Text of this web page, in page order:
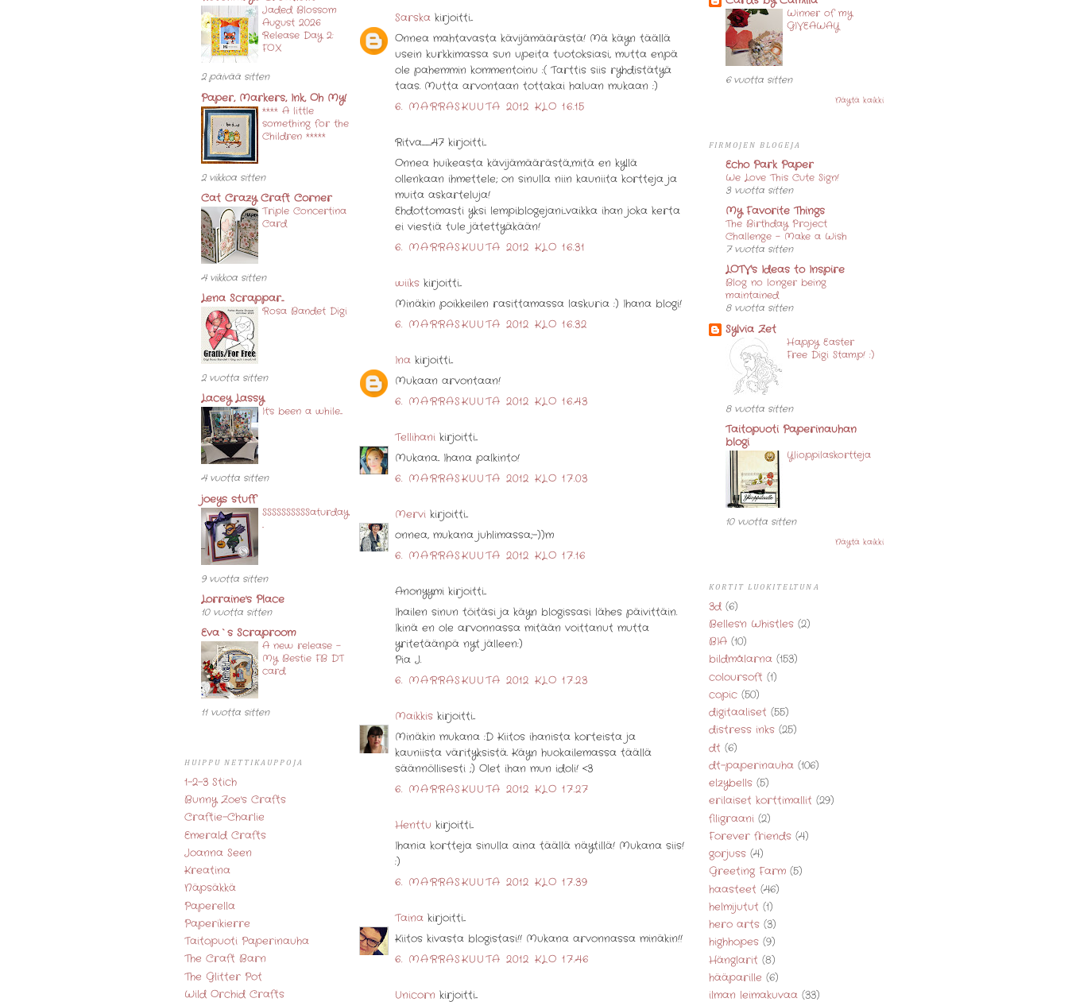
Jaded Blossom
August 2026
Release Day 2:
FOX
2 päivää sitten
Paper, Markers, Ink, Oh My!
**** A little
something for the
Children *****
2 viikkoa sitten
Cat Crazy Craft Corner
Triple Concertina
Card
4 viikkoa sitten
Lena Scrappar...
Rosa Bandet Digi
2 vuotta sitten
Lacey Lassy
It's been a while...
4 vuotta sitten
joeys stuff
SSSSSSSSSSaturday.
..
9 vuotta sitten
Lorraine's Place
10 vuotta sitten
Eva`s Scraproom
A new release -
My Bestie FB DT
card.
11 vuotta sitten
HUIPPU NETTIKAUPPOJA
1-2-3 Stich
Bunny Zoe's Crafts
Craftie-Charlie
Emerald Crafts
Joanna Seen
Kreatina
Näpsäkkä
Paperella
Paperikierre
Taitopuoti Paperinauha
The Craft Barn
The Glitter Pot
Wild Orchid Crafts
Sarska kirjoitti...
Onnea mahtavasta kävijämäärästä! Mä käyn täällä
usein kurkkimassa sun upeita tuotoksiasi, mutta enpä
ole pahemmin kommentoinu :( Tarttis siis ryhdistätyä
taas. Mutta arvontaan tottakai haluan mukaan :)
6. MARRASKUUTA 2012 KLO 16.15
Ritva_47 kirjoitti...
Onnea huikeasta kävijämäärästä,mitä en kyllä
ollenkaan ihmettele; on sinulla niin kauniita kortteja ja
muita askarteluja!
Ehdottomasti yksi lempiblogejani...vaikka ihan joka kerta
ei viestiä tule jätettyäkään!
6. MARRASKUUTA 2012 KLO 16.31
wiiks kirjoitti...
Minäkin poikkeilen rasittamassa laskuria :) Ihana blogi!
6. MARRASKUUTA 2012 KLO 16.32
Ina kirjoitti...
Mukaan arvontaan!
6. MARRASKUUTA 2012 KLO 16.43
Tellihani kirjoitti...
Mukana.. Ihana palkinto!
6. MARRASKUUTA 2012 KLO 17.03
Mervi kirjoitti...
onnea, mukana juhlimassa;-))m
6. MARRASKUUTA 2012 KLO 17.16
Anonyymi kirjoitti...
Ihailen sinun töitäsi ja käyn blogissasi lähes päivittäin.
Ikinä en ole arvonnassa mitään voittanut mutta
yritetäänpä nyt jälleen:)
Pia J.
6. MARRASKUUTA 2012 KLO 17.23
Maikkis kirjoitti...
Minäkin mukana :D Kiitos ihanista korteista ja
kauniista värityksistä. Käyn huokailemassa täällä
säännöllisesti ;) Olet ihan mun idoli! <3
6. MARRASKUUTA 2012 KLO 17.27
Henttu kirjoitti...
Ihania kortteja sinulla aina täällä näytillä! Mukana siis!
:)
6. MARRASKUUTA 2012 KLO 17.39
Taina kirjoitti...
Kiitos kivasta blogistasi!! Mukana arvonnassa minäkin!!
6. MARRASKUUTA 2012 KLO 17.46
Unicorn kirjoitti...
Winner of my
GIVEAWAY
6 vuotta sitten
Näytä kaikki
FIRMOJEN BLOGEJA
Echo Park Paper
We Love This Cute Sign!
3 vuotta sitten
My Favorite Things
The Birthday Project
Challenge – Make a Wish
7 vuotta sitten
LOTV's Ideas to Inspire
Blog no longer being
maintained
8 vuotta sitten
Sylvia Zet
Happy Easter
Free Digi Stamp! :)
8 vuotta sitten
Taitopuoti Paperinauhan
blogi
Ylioppilaskortteja
10 vuotta sitten
Näytä kaikki
KORTIT LUOKITELTUNA
3d (6)
Belles'n Whistles (2)
BIA (10)
bildmålarna (153)
coloursoft (1)
copic (50)
digitaaliset (55)
distress inks (25)
dt (6)
dt-paperinauha (106)
elzybells (5)
erilaiset korttimallit (29)
filigraani (2)
Forever friends (4)
gorjuss (4)
Greeting Farm (5)
haasteet (46)
helmijutut (1)
hero arts (3)
highhopes (9)
Hänglarit (8)
hääparille (6)
ilman leimakuvaa (33)